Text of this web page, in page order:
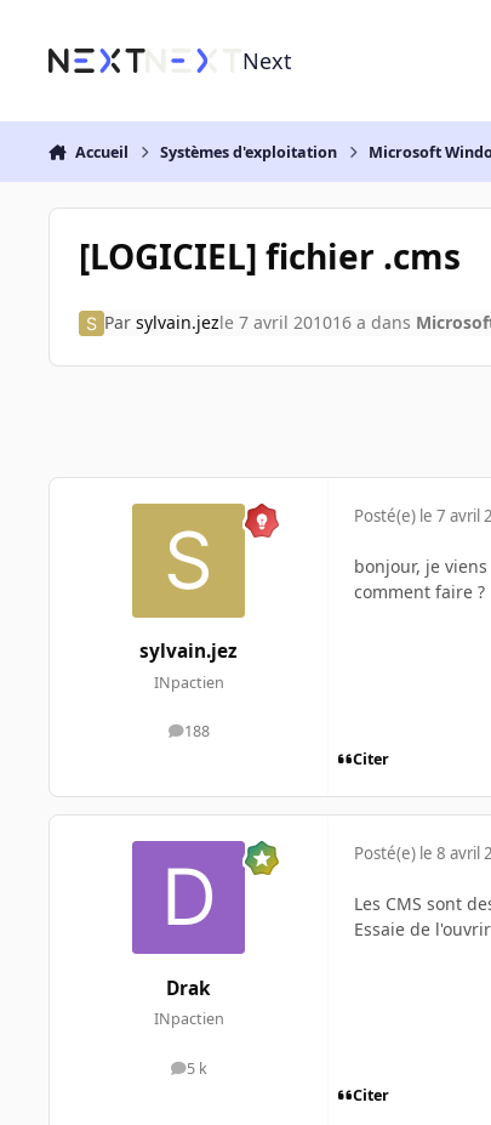
Next
Accueil Systèmes d'exploitation Microsoft
[LOGICIEL] fichier .cms
Par sylvain.jezle 7 avril 201016 a dans
sylvain.jez
INpactien
188
messages
Posté(e) le 7 avril
bonjour, je
comment faire ?
Citer
Drak
INpactien
5 k
messages
Posté(e) le 8 avril
Les CMS sont
Essaie de
Citer